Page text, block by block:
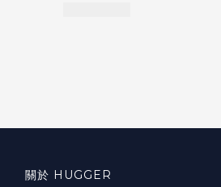
關於 HUGGER